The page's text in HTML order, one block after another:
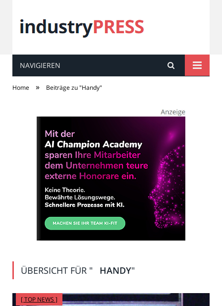
industryPRESS
NAVIGIEREN
Home » Beiträge zu "Handy"
ÜBERSICHT FÜR " HANDY"
[ TOP NEWS ]